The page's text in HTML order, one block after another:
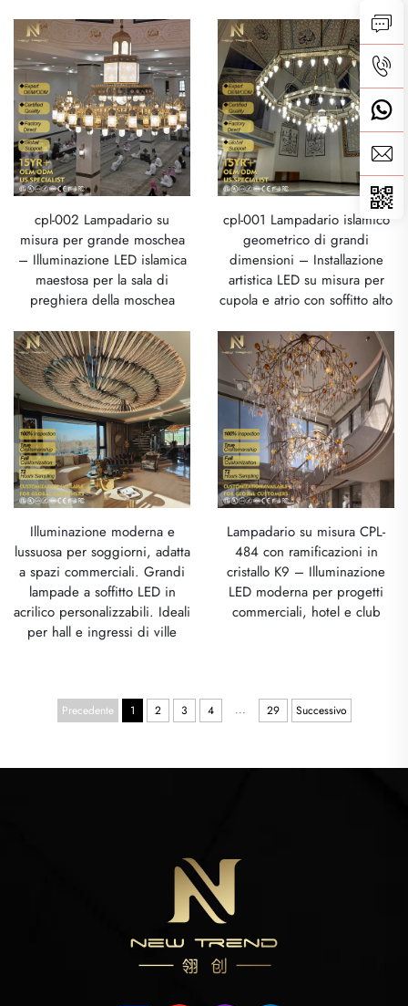
cpl-002 Lampadario su
misura per grande moschea
– Illuminazione LED islamica
maestosa per la sala di
preghiera della moschea
cpl-001 Lampadario islamico
geometrico di grandi
dimensioni – Installazione
artistica LED su misura per
cupola e atrio con soffitto alto
Illuminazione moderna e
lussuosa per soggiorni, adatta
a spazi commerciali. Grandi
lampade a soffitto LED in
acrilico personalizzabili. Ideali
per hall e ingressi di ville
Lampadario su misura CPL-
484 con ramificazioni in
cristallo K9 – Illuminazione
LED moderna per progetti
commerciali, hotel e club
Precedente 1 2 3 4 ... 29 Successivo